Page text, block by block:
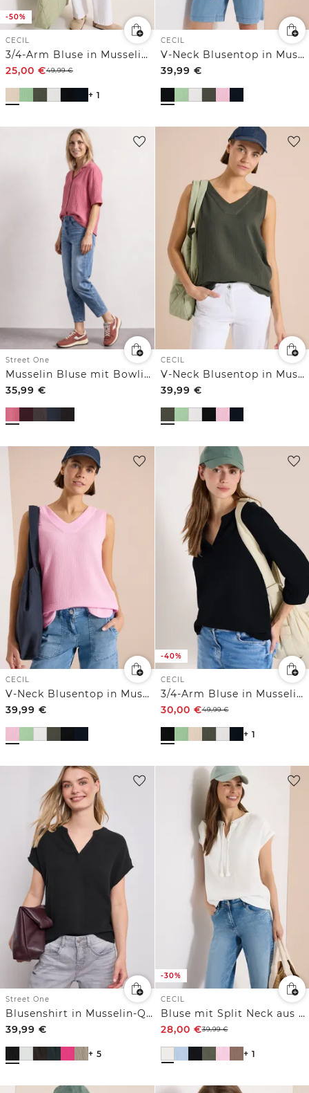
-50%
CECIL
3/4-Arm Bluse in Musselin-Qualität
25,00 €49,99€
+ 1
CECIL
V-Neck Blusentop in Musselin-Qualität
39,99 €
Street One
Musselin Bluse mit Bowling-Kragen
35,99 €
CECIL
V-Neck Blusentop in Musselin-Qualität
39,99 €
CECIL
V-Neck Blusentop in Musselin-Qualität
39,99 €
-40%
CECIL
3/4-Arm Bluse in Musselin-Qualität
30,00 €49,99€
+ 1
Street One
Blusenshirt in Musselin-Qualität
39,99 €
+ 5
-30%
CECIL
Bluse mit Split Neck aus Musselinstoff
28,00 €39,99€
+ 1